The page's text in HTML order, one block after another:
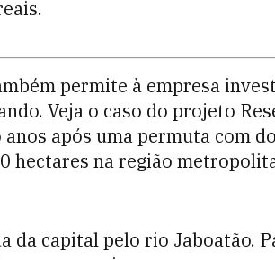
permite à empresa
Veja o caso do projeto
após uma permuta com
hectares na região
da capital pelo rio Jaboatão.